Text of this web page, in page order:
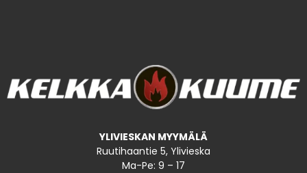
YLIVIESKAN MYYMÄLÄ
Ruutihaantie 5, Ylivieska
Ma-Pe: 9 – 17